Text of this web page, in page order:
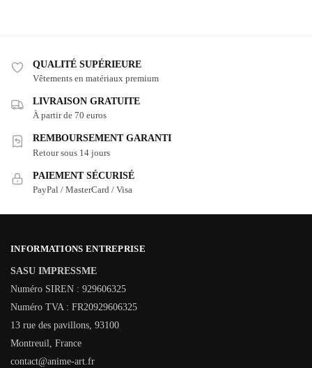
QUALITÉ SUPÉRIEURE
Vêtements en matériaux premium
LIVRAISON GRATUITE
À partir de 70 euros
REMBOURSEMENT GARANTI
Retour sous 14 jours
PAIEMENT SÉCURISÉ
PayPal / MasterCard / Visa
INFORMATIONS ENTREPRISE
SASU IMPRESSME
Numéro SIREN : 929606325
Numéro TVA : FR20929606325
13 rue des pavillons, 93100
Montreuil, France
contact@anime-art.fr